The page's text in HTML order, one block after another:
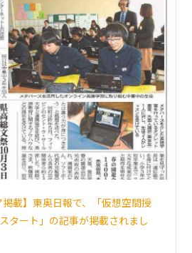
載】東奥日報で、「仮想空間授
タート」の記事が掲載されまし